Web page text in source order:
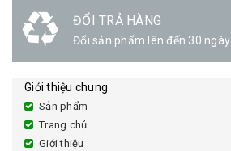
ĐỔI TRẢ HÀNG
Đổi sản phẩm lên đến 30 ngày
Giới thiệu chung
Sản phẩm
Trang chủ
Giới thiệu